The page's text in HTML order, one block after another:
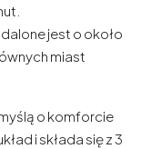
jest o około
miast
o komforcie
i składa się z 3